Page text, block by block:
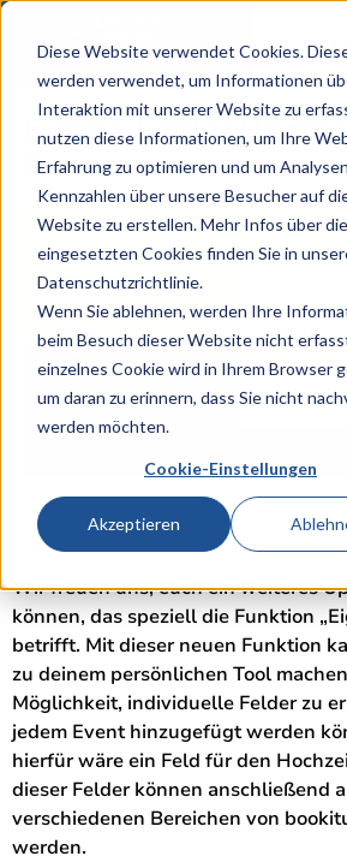
Diese Website verwendet Cookies.
werden verwendet, um Informationen
Interaktion mit unserer Website zu
nutzen diese Informationen, um Ihre
Erfahrung zu optimieren und um
Kennzahlen über unsere Besucher auf
Website zu erstellen. Mehr Infos über
eingesetzten Cookies finden Sie in
Datenschutzrichtlinie.
Wenn Sie ablehnen, werden Ihre
beim Besuch dieser Website nicht
einzelnes Cookie wird in Ihrem Browser
um daran zu erinnern, dass Sie nicht
werden möchten.
Cookie-Einstellungen
Akzeptieren
Eigene Felder
Juni 9, 2023 11:00
Wir freuen uns, euch ein weiteres
können, das speziell die Funktion
betrifft. Mit dieser neuen Funktion
zu deinem persönlichen Tool
Möglichkeit, individuelle Felder zu
jedem Event hinzugefügt werden
hierfür wäre ein Feld für den
dieser Felder können anschließend
verschiedenen Bereichen von
werden.